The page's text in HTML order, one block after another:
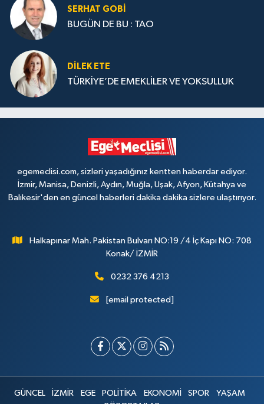
SERHAT GOBİ
BUGÜN DE BU : TAO
DILEK ETE
TÜRKİYE’DE EMEKLİLER VE YOKSULLUK
egemeclisi.com, sizleri yaşadığınız kentten haberdar ediyor.
İzmir, Manisa, Denizli, Aydın, Muğla, Uşak, Afyon, Kütahya ve
Balıkesir'den en güncel haberleri dakika dakika sizlere ulaştırıyor.
Halkapınar Mah. Pakistan Bulvarı NO:19 /4 İç Kapı NO: 708
Konak/ İZMİR
0232 376 4213
[email protected]
GÜNCEL İZMİR EGE POLİTİKA EKONOMİ SPOR
YAŞAM